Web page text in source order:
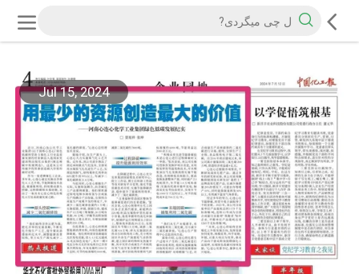
Jul 15, 2024